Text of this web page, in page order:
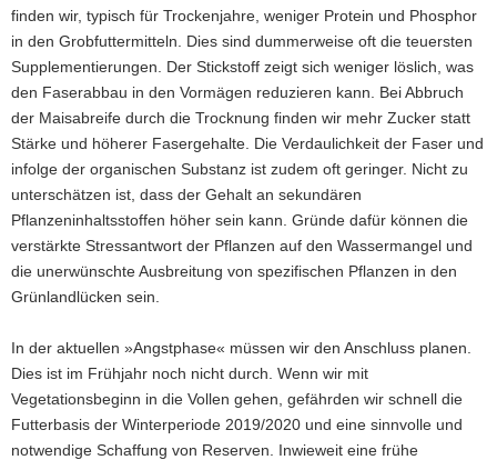
finden wir, typisch für Trockenjahre, weniger Protein und Phosphor
in den Grobfuttermitteln. Dies sind dummerweise oft die teuersten
Supplementierungen. Der Stickstoff zeigt sich weniger löslich, was
den Faserabbau in den Vormägen reduzieren kann. Bei Abbruch
der Maisabreife durch die Trocknung finden wir mehr Zucker statt
Stärke und höherer Fasergehalte. Die Verdaulichkeit der Faser und
infolge der organischen Substanz ist zudem oft geringer. Nicht zu
unterschätzen ist, dass der Gehalt an sekundären
Pflanzeninhaltsstoffen höher sein kann. Gründe dafür können die
verstärkte Stressantwort der Pflanzen auf den Wassermangel und
die unerwünschte Ausbreitung von spezifischen Pflanzen in den
Grünlandlücken sein.
In der aktuellen »Angstphase« müssen wir den Anschluss planen.
Dies ist im Frühjahr noch nicht durch. Wenn wir mit
Vegetationsbeginn in die Vollen gehen, gefährden wir schnell die
Futterbasis der Winterperiode 2019/2020 und eine sinnvolle und
notwendige Schaffung von Reserven. Inwieweit eine frühe